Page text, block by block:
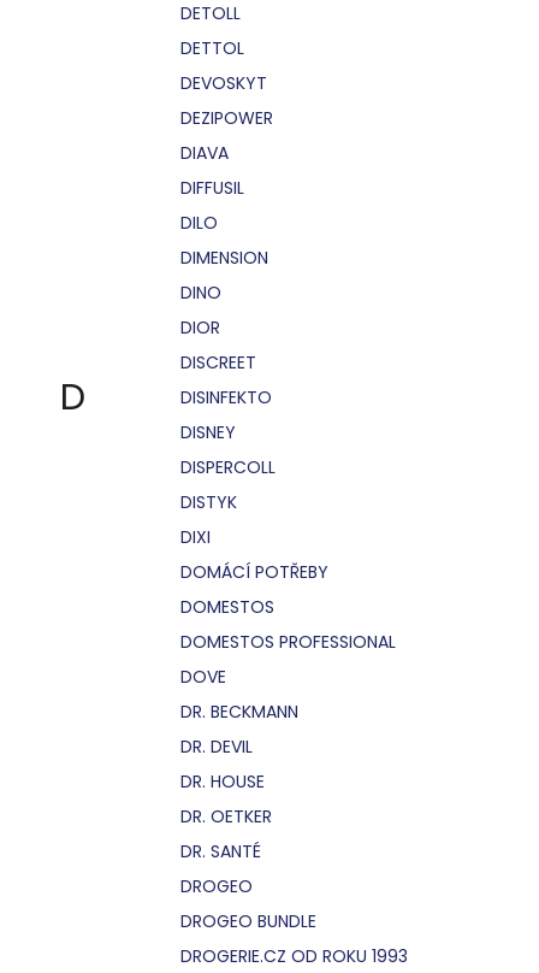
D
DETOLL
DETTOL
DEVOSKYT
DEZIPOWER
DIAVA
DIFFUSIL
DILO
DIMENSION
DINO
DIOR
DISCREET
DISINFEKTO
DISNEY
DISPERCOLL
DISTYK
DIXI
DOMÁCÍ POTŘEBY
DOMESTOS
DOMESTOS PROFESSIONAL
DOVE
DR. BECKMANN
DR. DEVIL
DR. HOUSE
DR. OETKER
DR. SANTÉ
DROGEO
DROGEO BUNDLE
DROGERIE.CZ OD ROKU 1993